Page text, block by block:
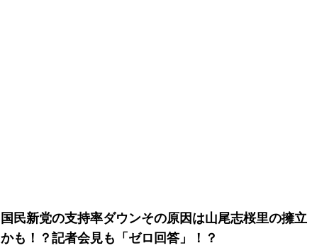
国民新党の支持率ダウンその原因は山尾志桜里の擁立
かも！？記者会見も「ゼロ回答」！？